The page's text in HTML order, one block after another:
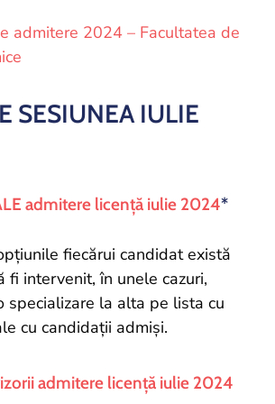
admitere 2024 – Facultatea de
SESIUNEA IULIE
admitere licență iulie 2024*
fiecărui candidat există
fi intervenit, în unele cazuri,
specializare la alta pe lista cu
cu candidații admiși.
admitere licență iulie 2024